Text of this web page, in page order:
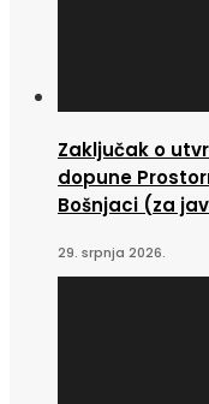
Zaključak o
dopune
Bošnjaci (za
29. srpnja 2026.